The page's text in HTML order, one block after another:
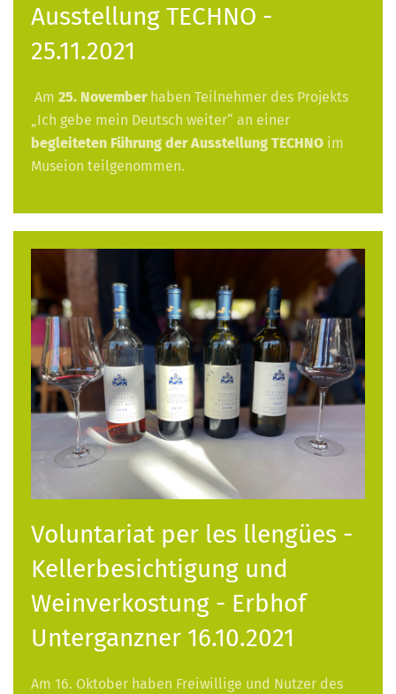
Ausstellung TECHNO -
25.11.2021
Am 25. Novemberhaben Teilnehmer des Projekts
„Ich gebe mein Deutsch weiter“ an einer
begleiteten Führung der Ausstellung TECHNO im
Museion teilgenommen.
Voluntariat per les llengües -
Kellerbesichtigung und
Weinverkostung - Erbhof
Unterganzner 16.10.2021
Am 16. Oktober haben Freiwillige und Nutzer des